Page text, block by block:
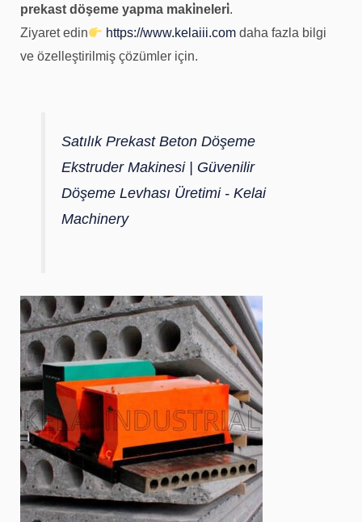
prekast döşeme yapma maki̇neleri̇.
Ziyaret edin
https://www.kelaiii.com daha fazla bilgi
ve özelleştirilmiş çözümler için.
Satılık Prekast Beton Döşeme
Ekstruder Makinesi | Güvenilir
Döşeme Levhası Üretimi - Kelai
Machinery